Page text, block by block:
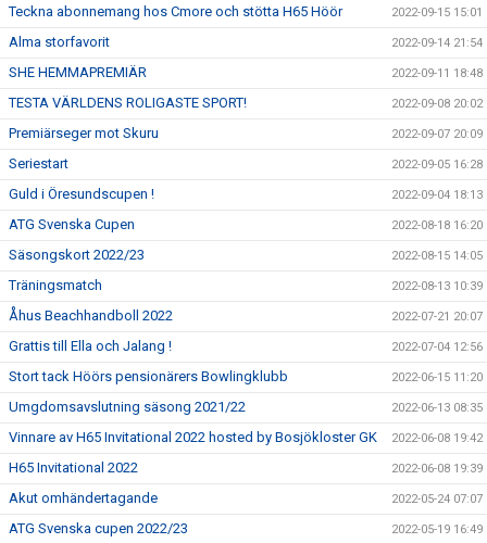
Teckna abonnemang hos Cmore och stötta H65 Höör 2022-09-15 15:01
Alma storfavorit 2022-09-14 21:54
SHE HEMMAPREMIÄR 2022-09-11 18:48
TESTA VÄRLDENS ROLIGASTE SPORT! 2022-09-08 20:02
Premiärseger mot Skuru 2022-09-07 20:09
Seriestart 2022-09-05 16:28
Guld i Öresundscupen ! 2022-09-04 18:13
ATG Svenska Cupen 2022-08-18 16:20
Säsongskort 2022/23 2022-08-15 14:05
Träningsmatch 2022-08-13 10:39
Åhus Beachhandboll 2022 2022-07-21 20:07
Grattis till Ella och Jalang ! 2022-07-04 12:56
Stort tack Höörs pensionärers Bowlingklubb 2022-06-15 11:20
Umgdomsavslutning säsong 2021/22 2022-06-13 08:35
Vinnare av H65 Invitational 2022 hosted by Bosjökloster GK 2022-06-08 19:42
H65 Invitational 2022 2022-06-08 19:39
Akut omhändertagande 2022-05-24 07:07
ATG Svenska cupen 2022/23 2022-05-19 16:49